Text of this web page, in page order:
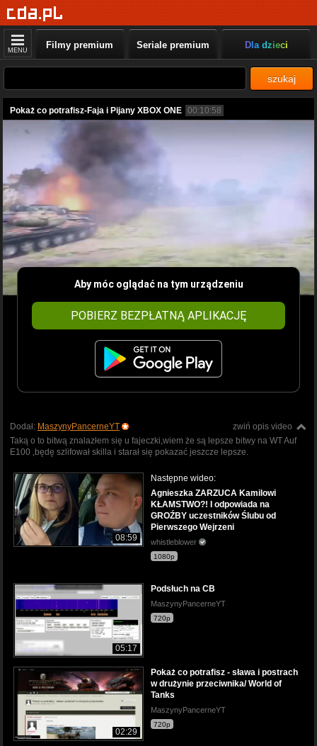
MENU Filmy premium Seriale premium Dla dzieci
szukaj
Pokaż co potrafisz-Faja i Pijany XBOX ONE 00:10:58
Aby móc oglądać na tym urządzeniu
POBIERZ BEZPŁATNĄ APLIKACJĘ
zwiń opis video
Dodał: MaszynyPancerneYT
Taką o to bitwą znalazłem się u fajeczki,wiem że są lepsze bitwy na WT Auf
E100 ,będę szlifował skilla i starał się pokazać jeszcze lepsze.
08:59
Następne wideo:
Agnieszka ZARZUCA Kamilowi
KŁAMSTWO?! I odpowiada na
GROŹBY uczestników Ślubu od
Pierwszego Wejrzeni
whistleblower
1080p
05:17
Podsłuch na CB
MaszynyPancerneYT
720p
02:29
Pokaż co potrafisz - sława i postrach
w drużynie przeciwnika/ World of
Tanks
MaszynyPancerneYT
720p